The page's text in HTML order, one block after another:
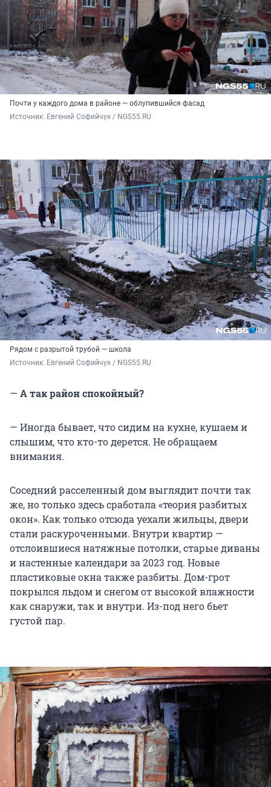
Почти у каждого дома в районе — облупившийся фасад
Источник: Евгений Софийчук / NGS55.RU
Рядом с разрытой трубой — школа
Источник: Евгений Софийчук / NGS55.RU
— А так район спокойный?
— Иногда бывает, что сидим на кухне, кушаем и
слышим, что кто-то дерется. Не обращаем
внимания.
Соседний расселенный дом выглядит почти так
же, но только здесь сработала «теория разбитых
окон». Как только отсюда уехали жильцы, двери
стали раскуроченными. Внутри квартир —
отслоившиеся натяжные потолки, старые диваны
и настенные календари за 2023 год. Новые
пластиковые окна также разбиты. Дом-грот
покрылся льдом и снегом от высокой влажности
как снаружи, так и внутри. Из-под него бьет
густой пар.